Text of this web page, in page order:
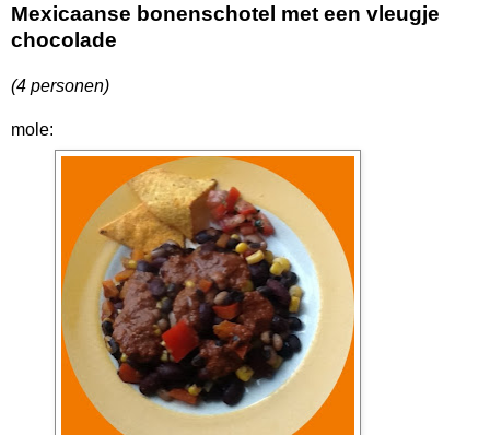
Mexicaanse bonenschotel met een vleugje
chocolade
(4 personen)
mole: